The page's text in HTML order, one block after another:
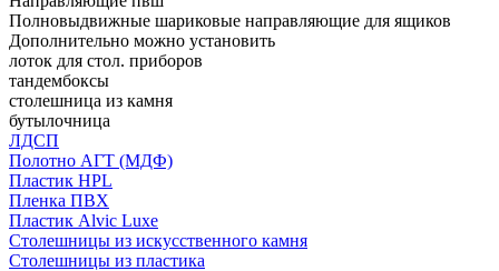
Полновыдвижные шариковые направляющие для ящиков
Дополнительно можно установить
лоток для стол. приборов
тандембоксы
столешница из камня
бутылочница
ЛДСП
Полотно АГТ (МДФ)
Пластик HPL
Пленка ПВХ
Пластик Alvic Luxe
Столешницы из искусственного камня
Столешницы из пластика